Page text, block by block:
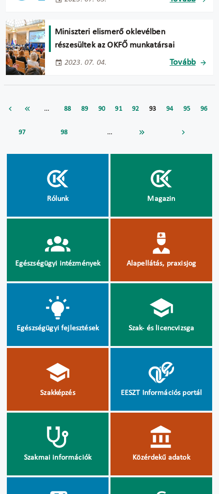
Miniszteri elismerő oklevélben
részesültek az OKFŐ munkatársai
2023. 07. 04. Tovább
… 88 89 90 91 92 93 94 95 96
97 98 …
Rólunk Magazin
Egészségügyi intézmények Alapellátás, praxisjog
Egészségügyi fejlesztések Szak- és licencvizsga
Szakképzés EESZT Információs portál
Szakmai információk Közérdekű adatok